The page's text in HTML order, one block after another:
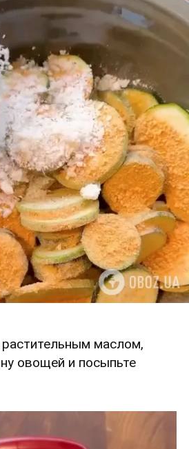
маслом,
овощей и посыпьте